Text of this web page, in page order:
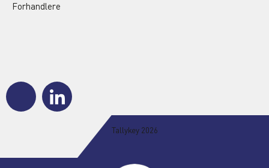
Forhandlere
J
a
J
k
i
Tallykey 2026